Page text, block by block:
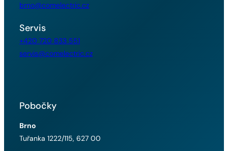
brno@comelectric.cz
Servis
+420 720 833 551
servis@comelectric.cz
Pobočky
Brno
Tuřanka 1222/115, 627 00